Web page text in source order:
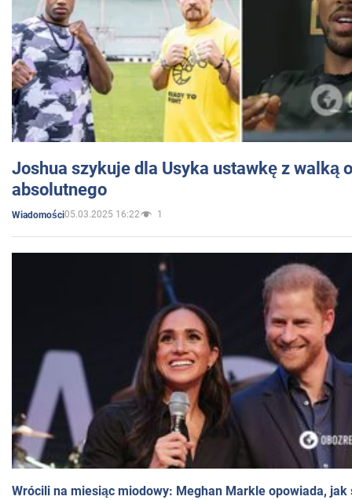
Joshua szykuje dla Usyka ustawkę z walką
absolutnego
Wiadomości05.03.2025 16:22 1
Wrócili na miesiąc miodowy: Meghan Markle opowiada, jak